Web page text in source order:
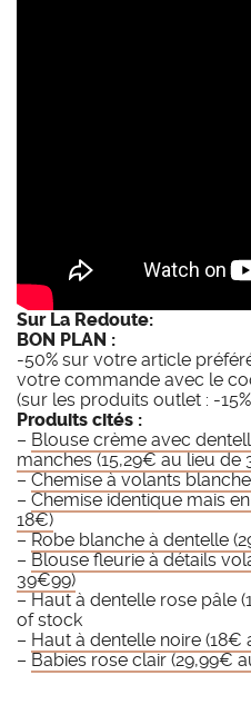
Sur La Redoute:
BON PLAN :
-50% sur votre article
votre commande avec le
(sur les produits outlet : -
Produits cités :
– Blouse crème avec
manches (15,29€ au lieu de
– Chemise à volants
– Chemise identique mais
18€)
– Robe blanche à dentelle
– Blouse fleurie à détails
39€99)
– Haut à dentelle rose pâle
of stock
– Haut à dentelle noire (18€
– Babies rose clair (29,99€